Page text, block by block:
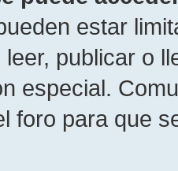
estar
leer, publicar o
especial.
foro para que